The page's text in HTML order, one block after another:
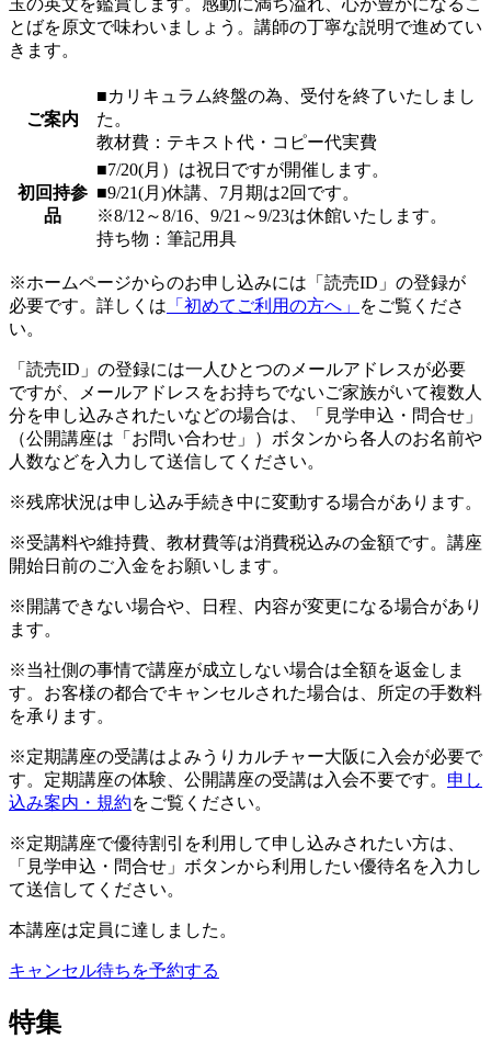
とばを原文で味わいましょう。講師の丁寧な説明で進めてい
きます。
ご案内
■カリキュラム終盤の為、受付を終了いたしまし
た。
教材費：テキスト代・コピー代実費
初回持参
品
■7/20(月）は祝日ですが開催します。
■9/21(月)休講、7月期は2回です。
※8/12～8/16、9/21～9/23は休館いたします。
持ち物：筆記用具
※ホームページからのお申し込みには「読売ID」の登録が
必要です。詳しくは 「初めてご利用の方へ」
をご覧くださ
い。
「読売ID」の登録には一人ひとつのメールアドレスが必要
ですが、メールアドレスをお持ちでないご家族がいて複数人
分を申し込みされたいなどの場合は、「見学申込・問合せ」
（公開講座は「お問い合わせ」）ボタンから各人のお名前や
人数などを入力して送信してください。
※残席状況は申し込み手続き中に変動する場合があります。
※受講料や維持費、教材費等は消費税込みの金額です。講座
開始日前のご入金をお願いします。
※開講できない場合や、日程、内容が変更になる場合があり
ます。
※当社側の事情で講座が成立しない場合は全額を返金しま
す。お客様の都合でキャンセルされた場合は、所定の手数料
を承ります。
※定期講座の受講はよみうりカルチャー大阪に入会が必要で
す。定期講座の体験、公開講座の受講は入会不要です。 申し
込み案内・規約をご覧ください。
※定期講座で優待割引を利用して申し込みされたい方は、
「見学申込・問合せ」ボタンから利用したい優待名を入力し
て送信してください。
本講座は定員に達しました。
キャンセル待ちを予約する
特集